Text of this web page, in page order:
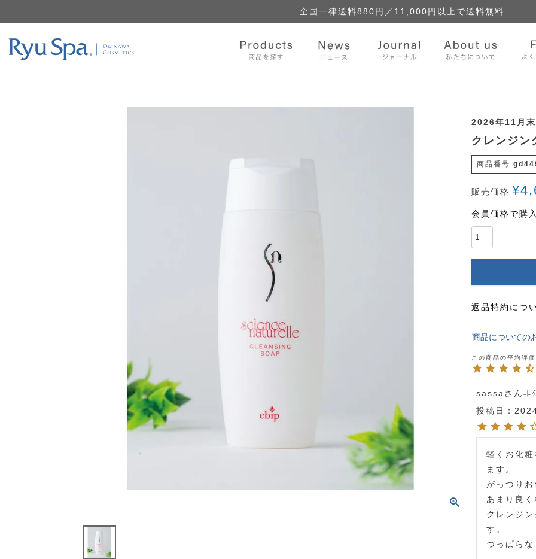
全国一律送料880円／ 11,000円以上で送料無料
2026年11月
クレンジン
商品番号
販売価格 ¥
会員価格で購
返品特約につ
商品についての
sassa 非
投稿日
軽くお化
ます。
がっつり
あまり良
クレンジ
す。
つっぱらな